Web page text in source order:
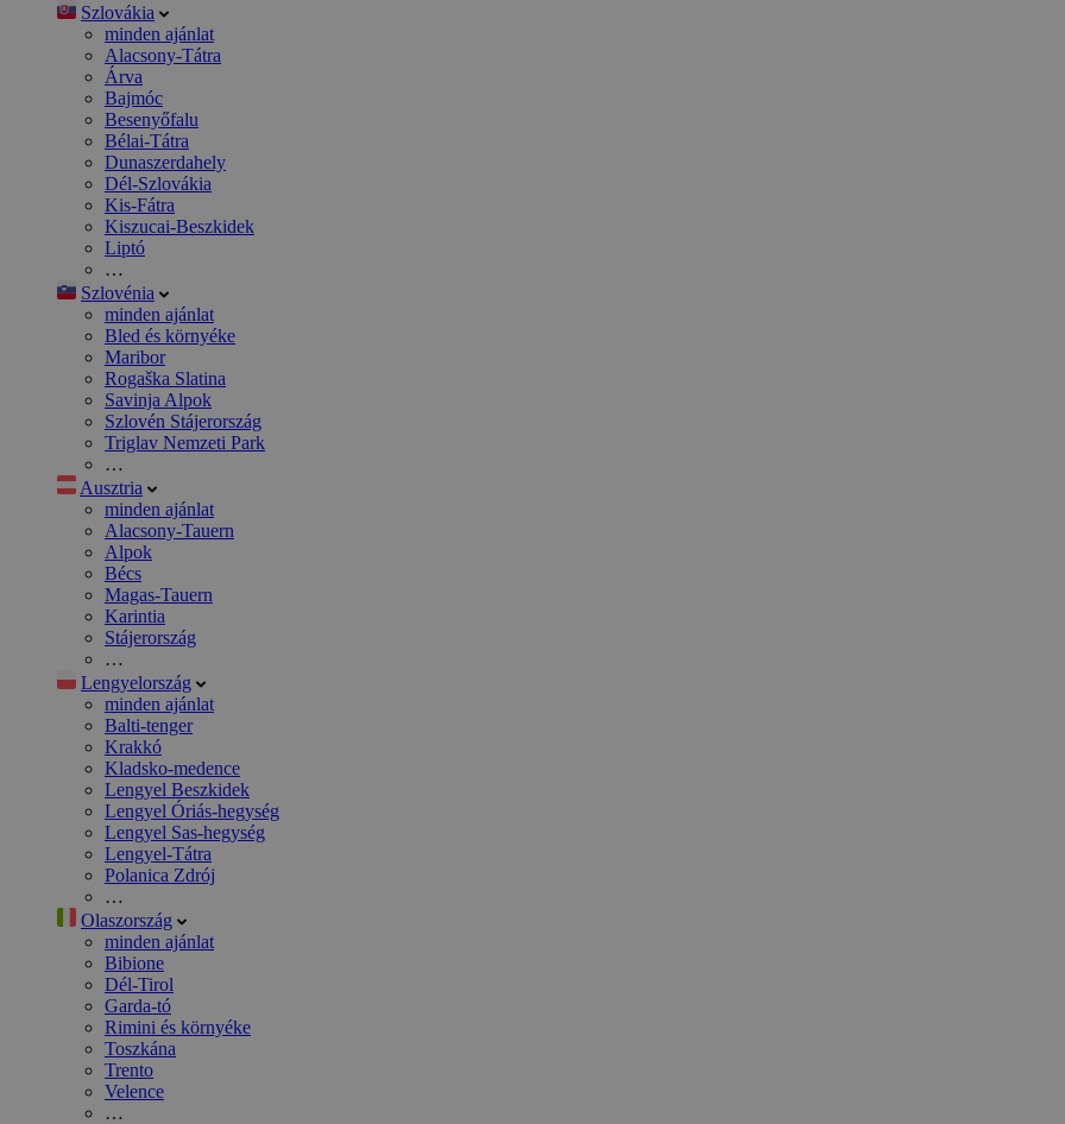
Szlovákia
minden ajánlat
Alacsony-Tátra
Árva
Bajmóc
Besenyőfalu
Bélai-Tátra
Dunaszerdahely
Dél-Szlovákia
Kis-Fátra
Kiszucai-Beszkidek
Liptó
…
Szlovénia
minden ajánlat
Bled és környéke
Maribor
Rogaška Slatina
Savinja Alpok
Szlovén Stájerország
Triglav Nemzeti Park
…
Ausztria
minden ajánlat
Alacsony-Tauern
Alpok
Bécs
Magas-Tauern
Karintia
Stájerország
…
Lengyelország
minden ajánlat
Balti-tenger
Krakkó
Kladsko-medence
Lengyel Beszkidek
Lengyel Óriás-hegység
Lengyel Sas-hegység
Lengyel-Tátra
Polanica Zdrój
…
Olaszország
minden ajánlat
Bibione
Dél-Tirol
Garda-tó
Rimini és környéke
Toszkána
Trento
Velence
…